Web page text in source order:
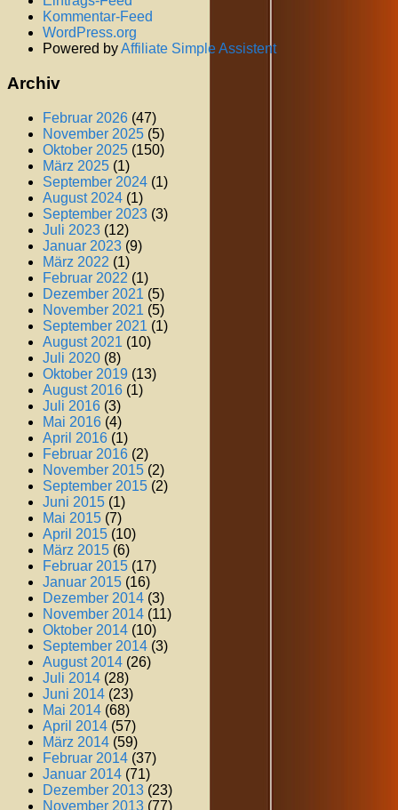
Kommentar-Feed
WordPress.org
Powered byAffiliate Simple Assistent
Archiv
Februar 2026 (47)
November 2025 (5)
Oktober 2025 (150)
März 2025 (1)
September 2024 (1)
August 2024 (1)
September 2023 (3)
Juli 2023 (12)
Januar 2023 (9)
März 2022 (1)
Februar 2022 (1)
Dezember 2021 (5)
November 2021 (5)
September 2021 (1)
August 2021 (10)
Juli 2020 (8)
Oktober 2019 (13)
August 2016 (1)
Juli 2016 (3)
Mai 2016 (4)
April 2016 (1)
Februar 2016 (2)
November 2015 (2)
September 2015 (2)
Juni 2015 (1)
Mai 2015 (7)
April 2015 (10)
März 2015 (6)
Februar 2015 (17)
Januar 2015 (16)
Dezember 2014 (3)
November 2014 (11)
Oktober 2014 (10)
September 2014 (3)
August 2014 (26)
Juli 2014 (28)
Juni 2014 (23)
Mai 2014 (68)
April 2014 (57)
März 2014 (59)
Februar 2014 (37)
Januar 2014 (71)
Dezember 2013 (23)
November 2013 (77)